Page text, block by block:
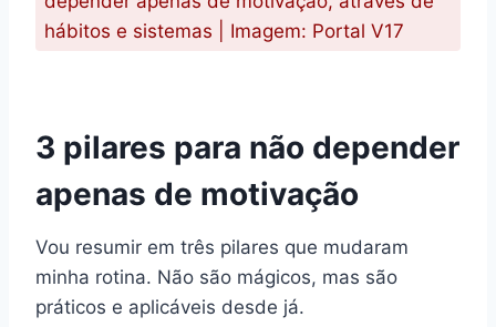
hábitos e sistemas | Imagem: Portal V17
3 pilares para não depender
apenas de motivação
Vou resumir em três pilares que mudaram
minha rotina. Não são mágicos, mas são
práticos e aplicáveis desde já.